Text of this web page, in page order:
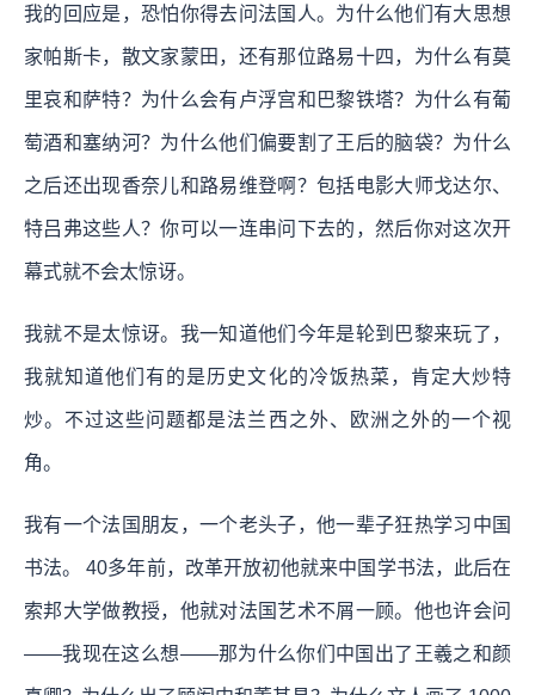
我的回应是， 恐怕你得去问法国人。为什么他们有大思想
家帕斯卡，散文家蒙田，还有那位路易十四，为什么有莫
里哀和萨特？为什么会有卢浮宫和巴黎铁塔？为什么有葡
萄酒和塞纳河？为什么他们偏要割了王后的脑袋？为什么
之后还出现香奈儿和路易维登啊？包括电影大师戈达尔、
特吕弗这些人？你可以一连串问下去的，然后你对这次开
幕式就不会太惊讶。
我就不是太惊讶。我一知道他们今年是轮到巴黎来玩了，
我就知道他们有的是历史文化的冷饭热菜，肯定大炒特
炒。不过这些问题都是法兰西之外、欧洲之外的一个视
角。
我有一个法国朋友，一个老头子，他一辈子狂热学习中国
书法。 40多年前，改革开放初他就来中国学书法，此后在
索邦大学做教授，他就对法国艺术不屑一顾。他也许会问
——我现在这么想——那为什么你们中国出了王羲之和颜